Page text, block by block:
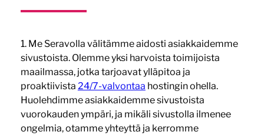
1. Me Seravolla välitämme aidosti asiakkaidemme
sivustoista. Olemme yksi harvoista toimijoista
maailmassa, jotka tarjoavat ylläpitoa ja
proaktiivista 24/7-valvontaa hostingin ohella.
Huolehdimme asiakkaidemme sivustoista
vuorokauden ympäri, ja mikäli sivustolla ilmenee
ongelmia, otamme yhteyttä ja kerromme